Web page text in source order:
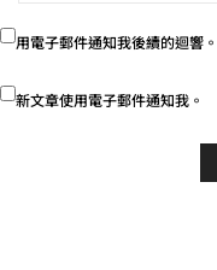
用電子郵件通知我後續的迴響。
新文章使用電子郵件通知我。